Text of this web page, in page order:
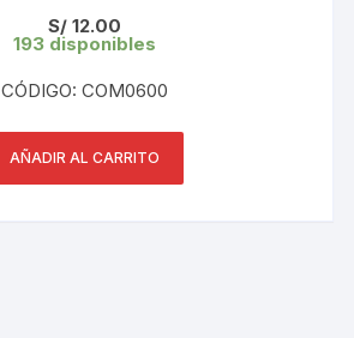
S/ 12.00
193 disponibles
CÓDIGO: COM0600
AÑADIR AL CARRITO